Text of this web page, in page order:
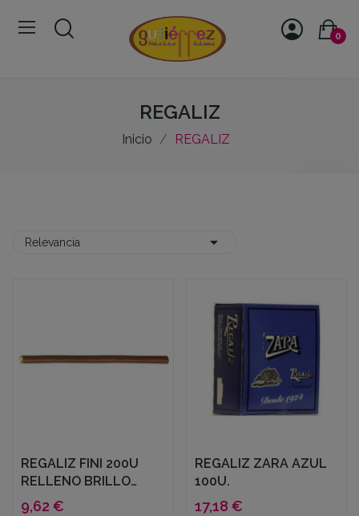
0
REGALIZ
Inicio REGALIZ
Relevancia 
REGALIZ FINI 200U
RELLENO BRILLO
COLA
9,62 €
REGALIZ ZARA AZUL
100U.
17,18 €